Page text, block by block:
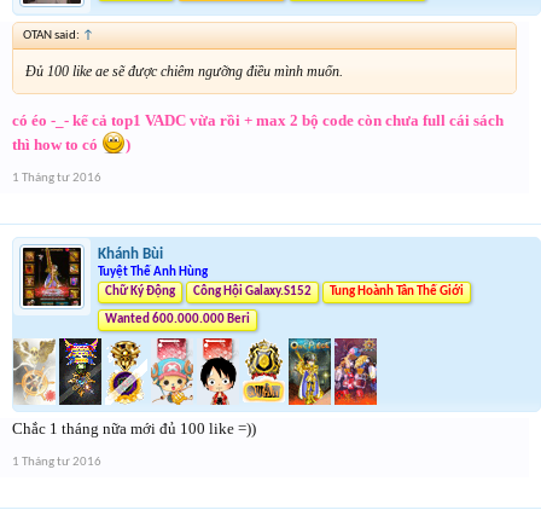
OTAN said: ↑
Đủ 100 like ae sẽ được chiêm ngưỡng điều mình muốn.
có éo -_- kể cả top1 VADC vừa rồi + max 2 bộ code còn chưa full cái sách
thì how to có
)
1 Tháng tư 2016
Khánh Bùi
Tuyệt Thế Anh Hùng
Chữ Ký Động
Công Hội Galaxy.S152 Tung Hoành Tân Thế Giới
Wanted 600.000.000 Beri
Chắc 1 tháng nữa mới đủ 100 like =))
1 Tháng tư 2016